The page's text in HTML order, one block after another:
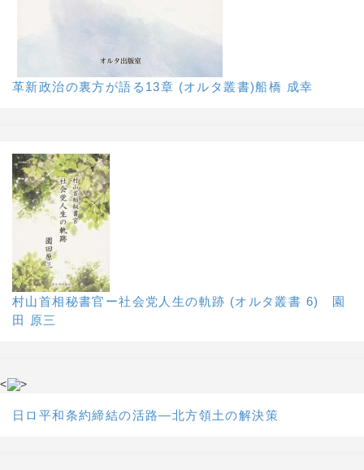
革新政治の裏方が語る13章 (オルタ叢書)船橋 成幸
村山首相秘書官ー社会党人生の軌跡 (オルタ叢書 6) 園
田 原三
< >
日ロ平和条約締結の活路―北方領土の解決策